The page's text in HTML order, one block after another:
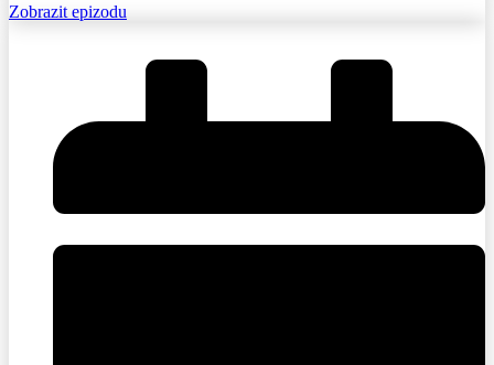
Zobrazit epizodu